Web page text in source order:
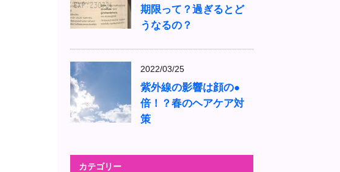
期限って？過ぎるとど
うなるの？
2022/03/25
紫外線の影響は顔の●
倍！？春のヘアケア対
策
カテゴリー